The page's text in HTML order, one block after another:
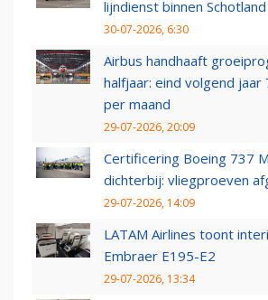
lijndienst binnen Schotland
30-07-2026, 6:30
Airbus handhaaft
halfjaar: eind volgend jaar
per maand
29-07-2026, 20:09
Certificering Boeing 737
dichterbij: vliegproeven
29-07-2026, 14:09
LATAM Airlines toont
Embraer E195-E2
29-07-2026, 13:34